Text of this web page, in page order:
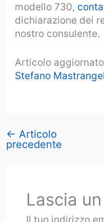
modello 730,
dichiarazione dei
nostro consulente.
Articolo
Stefano
← Articolo
precedente
Lascia